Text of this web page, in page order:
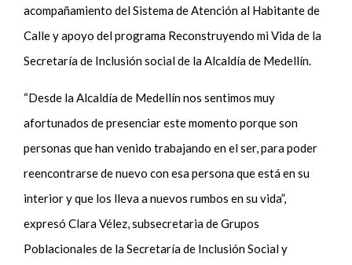
acompañamiento del Sistema de Atención al Habitante de
Calle y apoyo del programa Reconstruyendo mi Vida de la
Secretaría de Inclusión social de la Alcaldía de Medellín.
“Desde la Alcaldía de Medellín nos sentimos muy
afortunados de presenciar este momento porque son
personas que han venido trabajando en el ser, para poder
reencontrarse de nuevo con esa persona que está en su
interior y que los lleva a nuevos rumbos en su vida”,
expresó Clara Vélez, subsecretaria de Grupos
Poblacionales de la Secretaría de Inclusión Social y